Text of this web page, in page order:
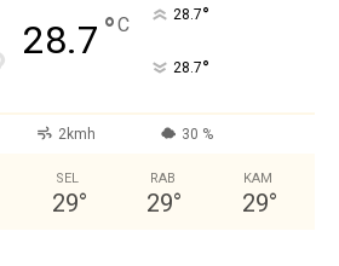
28.7 °C 28.7°
28.7°
2kmh 30 %
SEL
29°
RAB
29°
KAM
29°